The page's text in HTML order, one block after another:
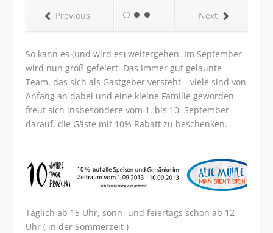
Next
Previous
So kann es (und wird es) weitergehen. Im September
wird nun groß gefeiert. Das immer gut gelaunte
Team, das sich als Gastgeber versteht – viele sind von
Anfang an dabei und eine kleine Familie geworden –
freut sich insbesondere vom 1. bis 10. September
darauf, die Gäste mit 10% Rabatt zu beschenken.
Täglich ab 15 Uhr, sonn- und feiertags schon ab 12
Uhr ( in der Sommerzeit )